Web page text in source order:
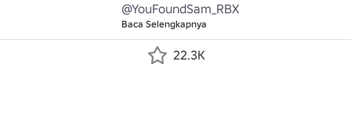
@YouFoundSam_RBX
Baca Selengkapnya
22.3K